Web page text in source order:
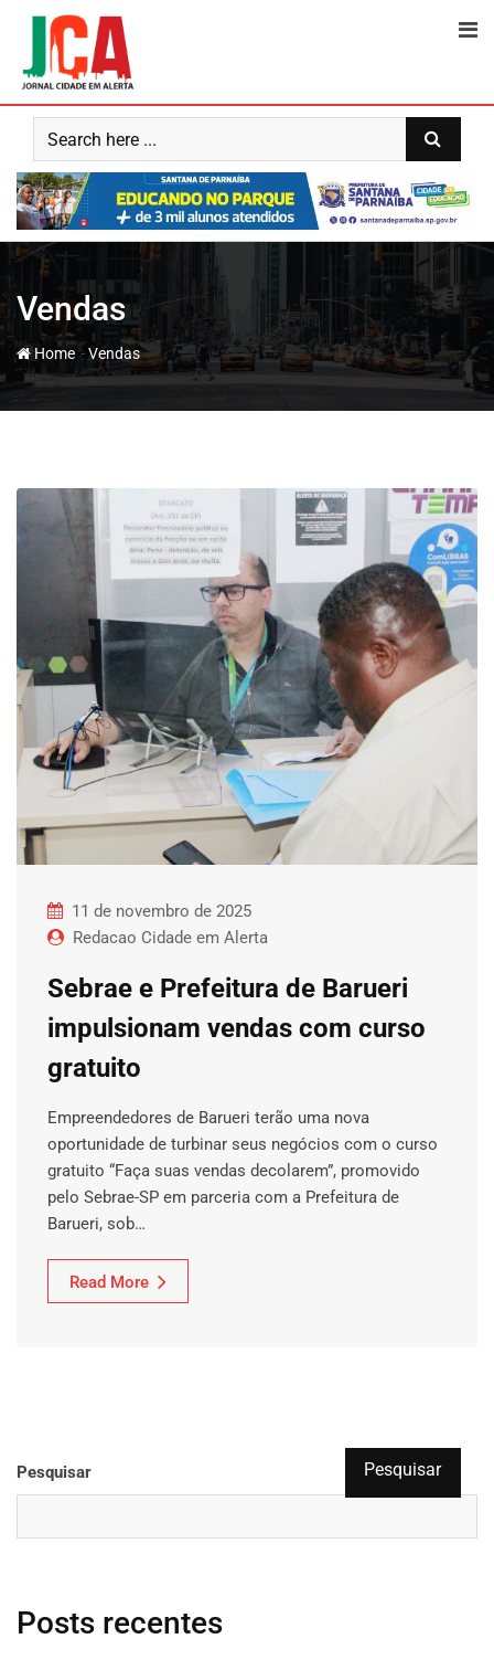
content
Vendas
Home-Vendas
11 de novembro de 2025
Redacao Cidade em Alerta
Sebrae e Prefeitura de Barueri
impulsionam vendas com curso
gratuito
Empreendedores de Barueri terão uma nova
oportunidade de turbinar seus negócios com o curso
gratuito “Faça suas vendas decolarem”, promovido
pelo Sebrae-SP em parceria com a Prefeitura de
Barueri, sob…
Read More
Pesquisar Pesquisar
Posts recentes